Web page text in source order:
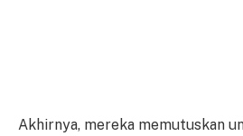
Akhirnya, mereka memutuskan